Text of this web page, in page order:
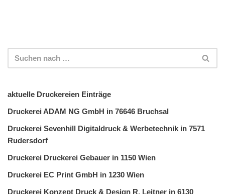
aktuelle Druckereien Einträge
Druckerei ADAM NG GmbH in 76646 Bruchsal
Druckerei Sevenhill Digitaldruck & Werbetechnik in 7571
Rudersdorf
Druckerei Druckerei Gebauer in 1150 Wien
Druckerei EC Print GmbH in 1230 Wien
Druckerei Konzept Druck & Design R. Leitner in 6130